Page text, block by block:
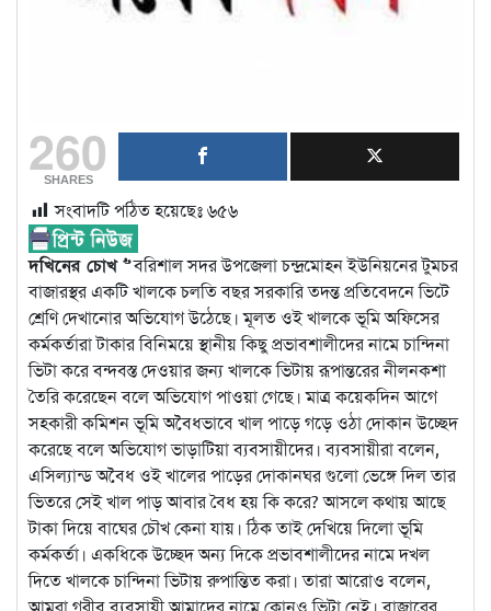
260
SHARES
সংবাদটি পঠিত হয়েছেঃ ৬৫৬
দখিনের চোখ >>বরিশাল সদর উপজেলা চন্দ্রমোহন ইউনিয়নের টুমচর
বাজারস্থর একটি খালকে চলতি বছর সরকারি তদন্ত প্রতিবেদনে ভিটে
শ্রেণি দেখানোর অভিযোগ উঠেছে। মূলত ওই খালকে ভূমি অফিসের
কর্মকর্তারা টাকার বিনিময়ে স্থানীয় কিছু প্রভাবশালীদের নামে চান্দিনা
ভিটা করে বন্দবস্ত দেওয়ার জন্য খালকে ভিটায় রূপান্তরের নীলনকশা
তৈরি করেছেন বলে অভিযোগ পাওয়া গেছে। মাত্র কয়েকদিন আগে
সহকারী কমিশন ভূমি অবৈধভাবে খাল পাড়ে গড়ে ওঠা দোকান উচ্ছেদ
করেছে বলে অভিযোগ ভাড়াটিয়া ব্যবসায়ীদের। ব্যবসায়ীরা বলেন,
এসিল্যান্ড অবৈধ ওই খালের পাড়ের দোকানঘর গুলো ভেঙ্গে দিল তার
ভিতরে সেই খাল পাড় আবার বৈধ হয় কি করে? আসলে কথায় আছে
টাকা দিয়ে বাঘের চৌখ কেনা যায়। ঠিক তাই দেখিয়ে দিলো ভূমি
কর্মকর্তা। একধিকে উচ্ছেদ অন্য দিকে প্রভাবশালীদের নামে দখল
দিতে খালকে চান্দিনা ভিটায় রুপান্তিত করা। তারা আরোও বলেন,